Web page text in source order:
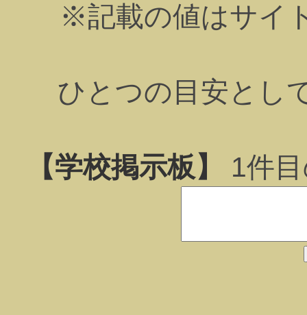
※記載の値はサイ
ひとつの目安とし
【学校掲示板】 1件